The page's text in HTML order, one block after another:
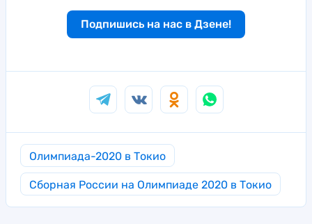
Подпишись на нас в Дзене!
Олимпиада-2020 в Токио
Сборная России на Олимпиаде 2020 в Токио